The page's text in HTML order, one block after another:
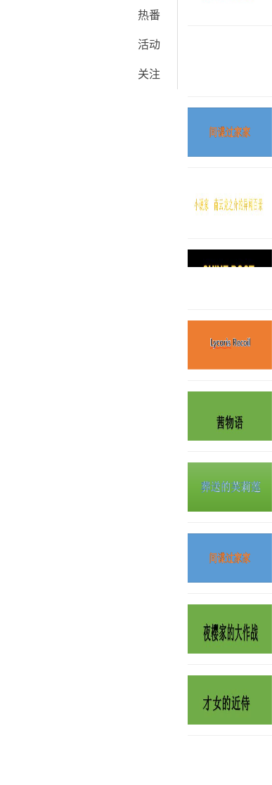
热番
活动
关注